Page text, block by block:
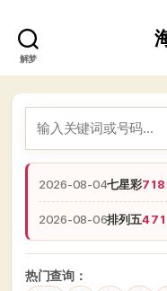
解梦
2026-08-04七星彩
2026-08-06排列五
热门查询：